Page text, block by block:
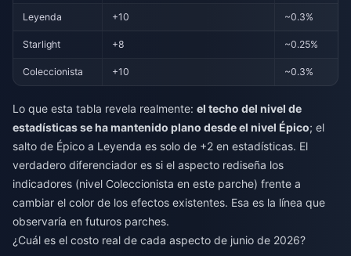
Leyenda +10 ~0.3%
Starlight +8 ~0.25%
Coleccionista +10 ~0.3%
Lo que esta tabla revela realmente: el techo del nivel de
estadísticas se ha mantenido plano desde el nivel Épico; el
salto de Épico a Leyenda es solo de +2 en estadísticas. El
verdadero diferenciador es si el aspecto rediseña los
indicadores (nivel Coleccionista en este parche) frente a
cambiar el color de los efectos existentes. Esa es la línea que
observaría en futuros parches.
¿Cuál es el costo real de cada aspecto de junio de 2026?